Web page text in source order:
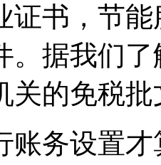
证书，节
。据我们
关的免税
设置才